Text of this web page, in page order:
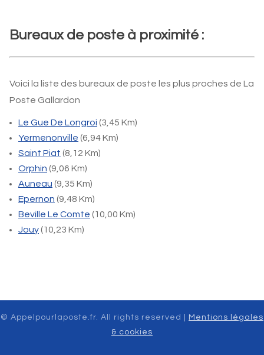
Bureaux de poste à proximité :
Voici la liste des bureaux de poste les plus proches de La
Poste Gallardon
Le Gue De Longroi (3,45 Km)
Yermenonville (6,94 Km)
Saint Piat (8,12 Km)
Orphin (9,06 Km)
Auneau (9,35 Km)
Epernon (9,48 Km)
Beville Le Comte (10,00 Km)
Jouy(10,23 Km)
© Appelpourlaposte.fr. All rights reserved |
Mentions légales
& cookies